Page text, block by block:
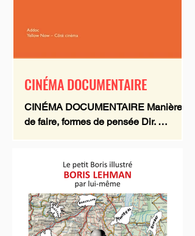
CINÉMA DOCUMENTAIRE
CINÉMA DOCUMENTAIRE Manières
de faire, formes de pensée Dir.
Collection : Côté cinéma Coédition :
Addoc ISBN 9782873404932 15,00 €
« Les manières de faire sont toujours
des manières de penser » disait Jean-
Louis Comolli. Avec le cinéma pour